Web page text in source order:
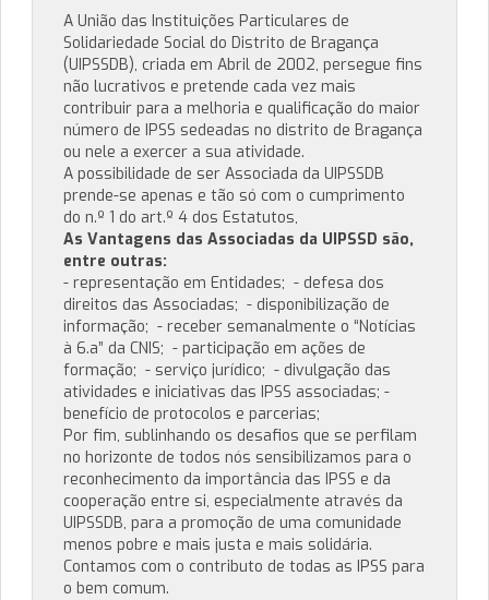
A União das Instituições Particulares de
Solidariedade Social do Distrito de Bragança
(UIPSSDB), criada em Abril de 2002, persegue fins
não lucrativos e pretende cada vez mais
contribuir para a melhoria e qualificação do maior
número de IPSS sedeadas no distrito de Bragança
ou nele a exercer a sua atividade.
A possibilidade de ser Associada da UIPSSDB
prende-se apenas e tão só com o cumprimento
do n.º 1 do art.º 4 dos Estatutos,
As Vantagens das Associadas da UIPSSD são,
entre outras:
- representação em Entidades; - defesa dos
direitos das Associadas; - disponibilização de
informação; - receber semanalmente o “Notícias
à 6.a” da CNIS; - participação em ações de
formação; - serviço jurídico; - divulgação das
atividades e iniciativas das IPSS associadas; -
benefício de protocolos e parcerias;
Por fim, sublinhando os desafios que se perfilam
no horizonte de todos nós sensibilizamos para o
reconhecimento da importância das IPSS e da
cooperação entre si, especialmente através da
UIPSSDB, para a promoção de uma comunidade
menos pobre e mais justa e mais solidária.
Contamos com o contributo de todas as IPSS para
o bem comum.